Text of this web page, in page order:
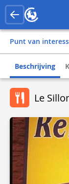
Punt van
Beschrijving
Le